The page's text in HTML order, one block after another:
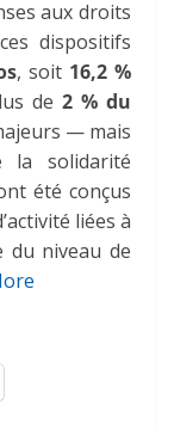
aux droits
dispositifs
, soit 16,2 %
de 2 % du
— mais
la solidarité
été conçus
liées à
du niveau de